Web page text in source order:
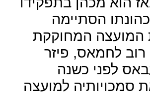
הסתיימה
המועצה המחוקקת
לחמאס, פיזר
לפני כשנה
סמכויותיה למועצה